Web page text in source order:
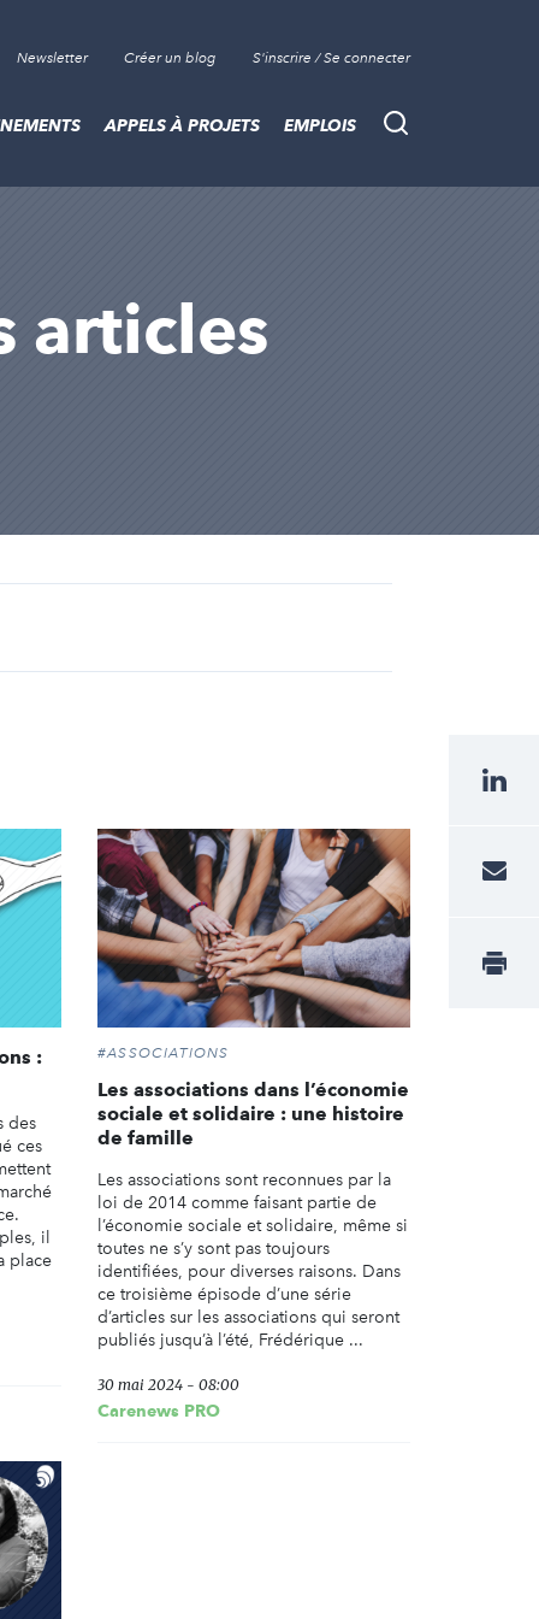
Newsletter Créer un blog S'inscrire / Se connecter
Recherche
APPELS À PROJETS EMPLOIS
articles
:
des
ces
il
place
#ASSOCIATIONS
Les associations dans l’économie
sociale et solidaire : une histoire
de famille
Les associations sont reconnues par la
loi de 2014 comme faisant partie de
l’économie sociale et solidaire, même si
toutes ne s’y sont pas toujours
identifiées, pour diverses raisons. Dans
ce troisième épisode d’une série
d’articles sur les associations qui seront
publiés jusqu’à l’été, Frédérique ...
30 mai 2024 - 08:00
Carenews PRO